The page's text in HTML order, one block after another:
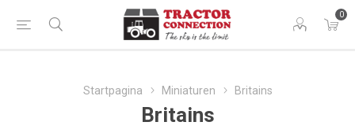
0
Startpagina Miniaturen Britains
Britains